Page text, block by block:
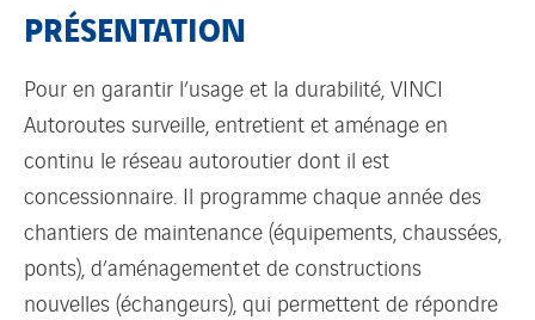
PRÉSENTATION
Pour en garantir l’usage et la durabilité, VINCI
Autoroutes surveille, entretient et aménage en
continu le réseau autoroutier dont il est
concessionnaire. Il programme chaque année des
chantiers de maintenance (équipements, chaussées,
ponts), d’aménagement et de constructions
nouvelles (échangeurs), qui permettent de répondre